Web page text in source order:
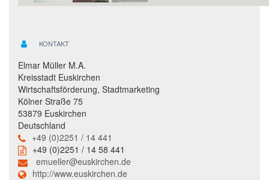
KONTAKT
Elmar Müller M.A.
Kreisstadt Euskirchen
Wirtschaftsförderung, Stadtmarketing
Kölner Straße 75
53879 Euskirchen
Deutschland
+49 (0)2251 / 14 441
+49 (0)2251 / 14 58 441
emueller@euskirchen.de
http://www.euskirchen.de